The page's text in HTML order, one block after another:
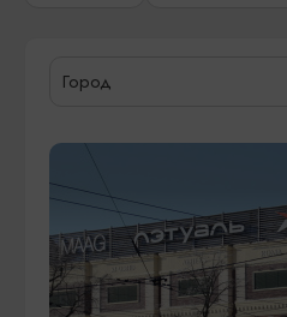
Город